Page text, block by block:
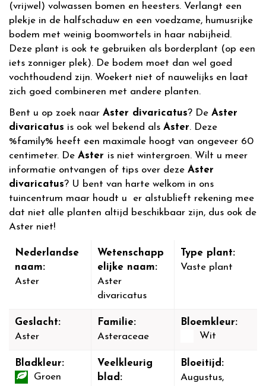
(vrijwel) volwassen bomen en heesters. Verlangt een
plekje in de halfschaduw en een voedzame, humusrijke
bodem met weinig boomwortels in haar nabijheid.
Deze plant is ook te gebruiken als borderplant (op een
iets zonniger plek). De bodem moet dan wel goed
vochthoudend zijn. Woekert niet of nauwelijks en laat
zich goed combineren met andere planten.
Bent u op zoek naar Aster divaricatus? De Aster
divaricatus is ook wel bekend als Aster. Deze
%family% heeft een maximale hoogt van ongeveer 60
centimeter. De Aster is niet wintergroen. Wilt u meer
informatie ontvangen of tips over deze Aster
divaricatus? U bent van harte welkom in ons
tuincentrum maar houdt u er alstublieft rekening mee
dat niet alle planten altijd beschikbaar zijn, dus ook de
Aster niet!
Nederlandse
naam:
Aster
Wetenschapp
elijke naam:
Aster
divaricatus
Type plant:
Vaste plant
Geslacht:
Aster
Familie:
Asteraceae
Bloemkleur:
Wit
Bladkleur:
Groen
Veelkleurig
blad:
Bloeitijd:
Augustus,